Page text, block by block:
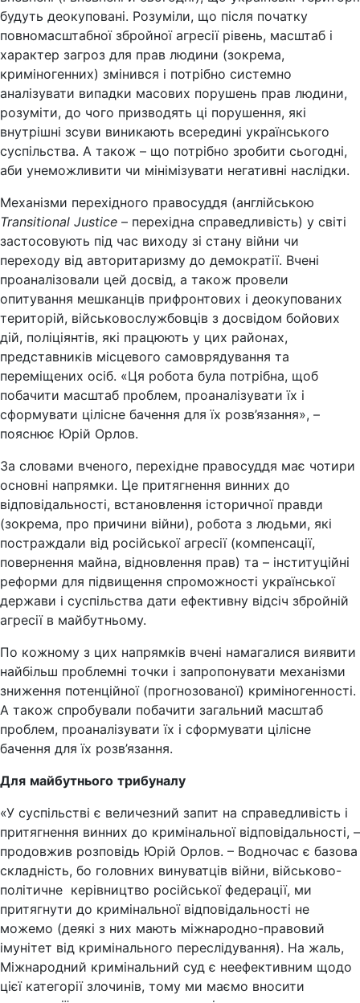
будуть деокуповані. Розуміли, що після початку
повномасштабної збройної агресії рівень, масштаб і
характер загроз для прав людини (зокрема,
криміногенних) змінився і потрібно системно
аналізувати випадки масових порушень прав людини,
розуміти, до чого призводять ці порушення, які
внутрішні зсуви виникають всередині українського
суспільства. А також – що потрібно зробити сьогодні,
аби унеможливити чи мінімізувати негативні наслідки.
Механізми перехідного правосуддя (англійською
Transitional Justice – перехідна справедливість) у світі
застосовують під час виходу зі стану війни чи
переходу від авторитаризму до демократії. Вчені
проаналізовали цей досвід, а також провели
опитування мешканців прифронтових і деокупованих
територій, військовослужбовців з досвідом бойових
дій, поліціянтів, які працюють у цих районах,
представників місцевого самоврядування та
переміщених осіб. «Ця робота була потрібна, щоб
побачити масштаб проблем, проаналізувати їх і
сформувати цілісне бачення для їх розв’язання», –
пояснює Юрій Орлов.
За словами вченого, перехідне правосуддя має чотири
основні напрямки. Це притягнення винних до
відповідальності, встановлення історичної правди
(зокрема, про причини війни), робота з людьми, які
постраждали від російської агресії (компенсації,
повернення майна, відновлення прав) та – інституційні
реформи для підвищення спроможності української
держави і суспільства дати ефективну відсіч збройній
агресії в майбутньому.
По кожному з цих напрямків вчені намагалися виявити
найбільш проблемні точки і запропонувати механізми
зниження потенційної (прогнозованої) криміногенності.
А також спробували побачити загальний масштаб
проблем, проаналізувати їх і сформувати цілісне
бачення для їх розв’язання.
Для майбутнього трибуналу
«У суспільстві є величезний запит на справедливість і
притягнення винних до кримінальної відповідальності, –
продовжив розповідь Юрій Орлов. – Водночас є базова
складність, бо головних винуватців війни, військово-
політичне керівництво російської федерації, ми
притягнути до кримінальної відповідальності не
можемо (деякі з них мають міжнародно-правовий
імунітет від кримінального переслідування). На жаль,
Міжнародний кримінальний суд є неефективним щодо
цієї категорії злочинів, тому ми маємо вносити